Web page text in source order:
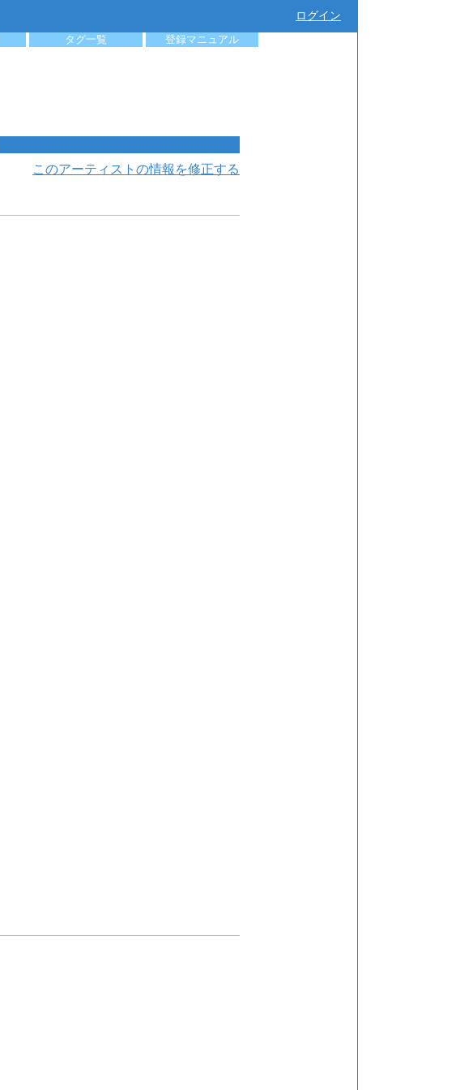
ログイン
タグ一覧 登録マニュアル
このアーティストの情報を修正する